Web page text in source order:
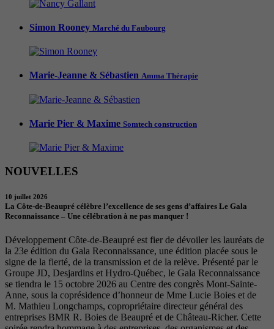
Simon Rooney Marché du Faubourg
Marie-Jeanne & Sébastien Amma Thérapie
Marie Pier & Maxime Somtech construction
NOUVELLES
10 juillet 2026
La Côte-de-Beaupré célèbre l’excellence de ses gens d’affaires Le Gala
Reconnaissance – Une célébration à ne pas manquer !
Développement Côte-de-Beaupré est fier de dévoiler les lauréats de
la 23e édition du Gala Reconnaissance, une édition placée sous le
signe de la fierté, de la transmission et de la relève. Présenté par le
Groupe JD, Desjardins et Hydro-Québec, le Gala Reconnaissance
se tiendra le 15 octobre 2026 au Centre des congrès Mont-Sainte-
Anne, sous la coprésidence d’honneur de Mme Lucie Boies et de
M. Mathieu Longchamps, copropriétaire directeur général des
entreprises BMR R. Boies de Beaupré et de Château-Richer. Cette